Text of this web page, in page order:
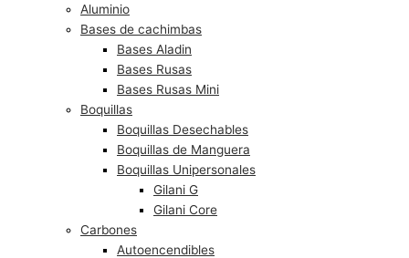
Aluminio
Bases de cachimbas
Bases Aladin
Bases Rusas
Bases Rusas Mini
Boquillas
Boquillas Desechables
Boquillas de Manguera
Boquillas Unipersonales
Gilani G
Gilani Core
Carbones
Autoencendibles